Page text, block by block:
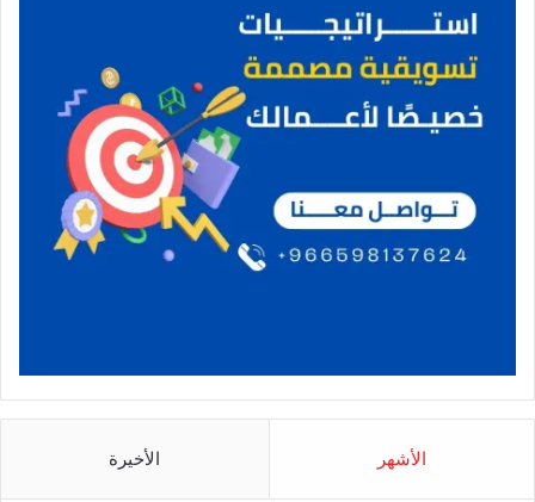
الأشهر الأخيرة